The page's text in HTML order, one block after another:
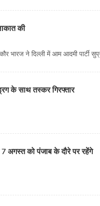
की
भारज ने दिल्ली में आम आदमी पार्टी
के साथ तस्कर गिरफ्तार
अगस्त को पंजाब के दौरे पर रहेंगे